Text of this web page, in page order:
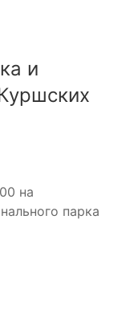
и
на
парка